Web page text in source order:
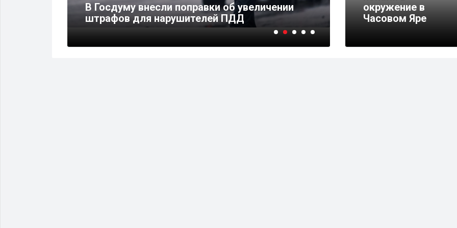
В Госдуму внесли поправки об увеличении
штрафов для нарушителей ПДД
Владимир Путин
морской пехоты в
окружение в
Часовом Яре